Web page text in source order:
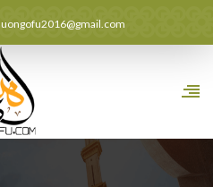
uongofu2016@gmail.com